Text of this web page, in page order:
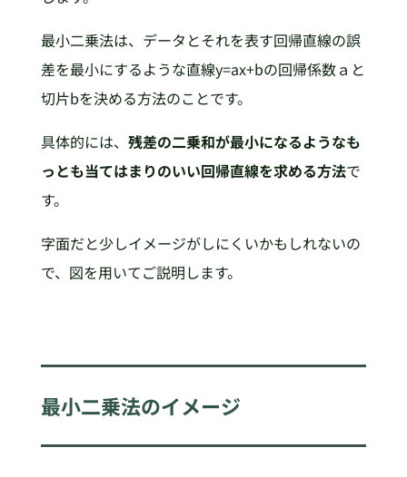
最小二乗法は、データとそれを表す回帰直線の誤
差を最小にするような直線y=ax+bの回帰係数ａと
切片bを決める方法のことです。
具体的には、 残差の二乗和が最小になるようなも
っとも当てはまりのいい回帰直線を求める方法で
す。
字面だと少しイメージがしにくいかもしれないの
で、図を用いてご説明します。
最小二乗法のイメージ